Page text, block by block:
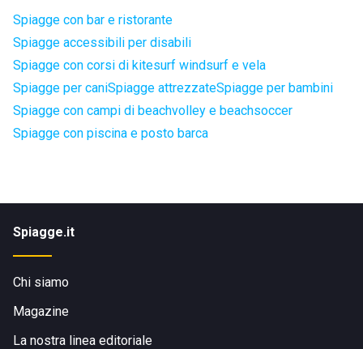
Spiagge con bar e ristorante
Spiagge accessibili per disabili
Spiagge con corsi di kitesurf windsurf e vela
Spiagge per caniSpiagge attrezzateSpiagge per bambini
Spiagge con campi di beachvolley e beachsoccer
Spiagge con piscina e posto barca
Spiagge.it
Chi siamo
Magazine
La nostra linea editoriale